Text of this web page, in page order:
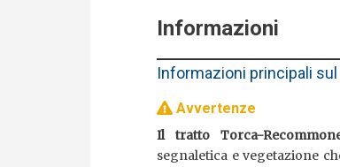
Informazioni
Informazioni principali
Avvertenze
Il tratto Torca-
segnaletica e vegetazione